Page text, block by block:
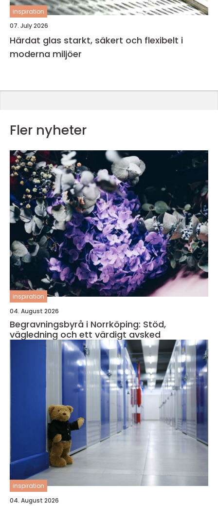
inspiration
07. July 2026
Härdat glas starkt, säkert och flexibelt i
moderna miljöer
Fler nyheter
inspiration
04. August 2026
Begravningsbyrå i Norrköping: Stöd,
vägledning och ett värdigt avsked
inspiration
04. August 2026